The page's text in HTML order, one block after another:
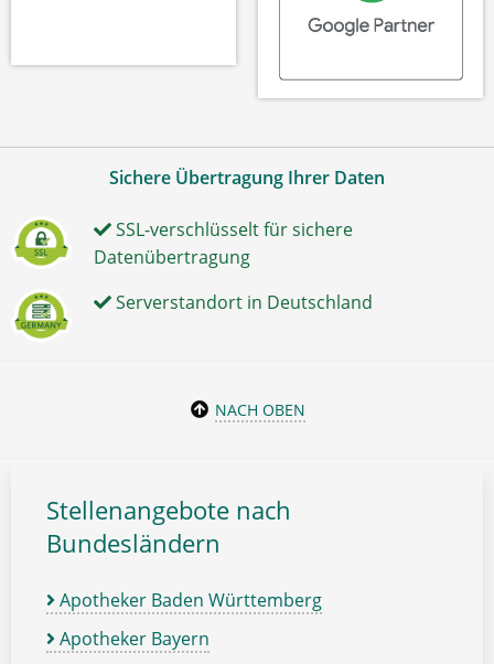
Sichere Übertragung Ihrer Daten
SSL-verschlüsselt für sichere
Datenübertragung
Serverstandort in Deutschland
NACH OBEN
Stellenangebote nach
Bundesländern
Apotheker Baden Württemberg
Apotheker Bayern